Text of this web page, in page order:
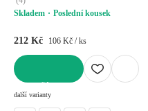
Skladem
Poslední kousek
212 Kč 106 Kč / ks
další varianty